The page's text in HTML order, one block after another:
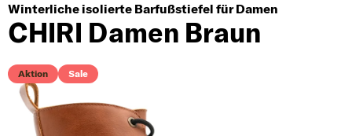
Winterliche isolierte Barfußstiefel für Damen
CHIRI Damen Braun
Aktion Sale